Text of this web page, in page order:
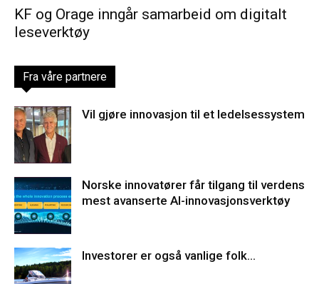
KF og Orage inngår samarbeid om digitalt
leseverktøy
Fra våre partnere
Vil gjøre innovasjon til et ledelsessystem
Norske innovatører får tilgang til verdens
mest avanserte AI-innovasjonsverktøy
Investorer er også vanlige folk…